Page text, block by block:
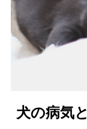
犬の病気